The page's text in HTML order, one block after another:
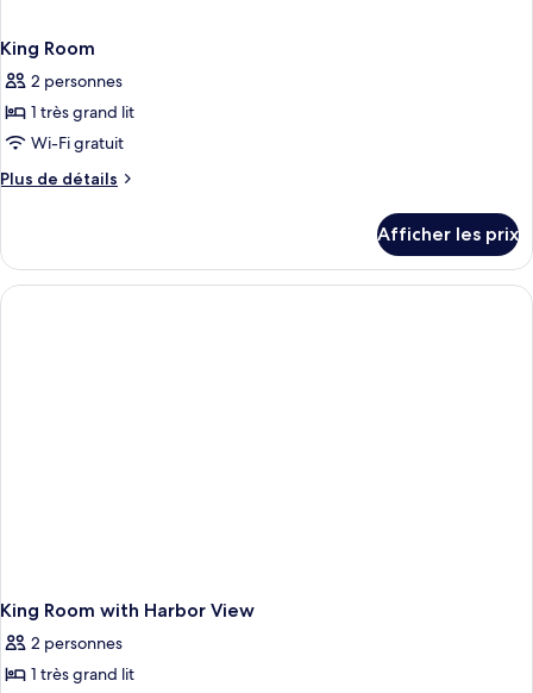
King Room
2 personnes
1 très grand lit
Wi-Fi gratuit
Plus de détails
Plus
King
Room
Afficher les prix
King Room with Harbor View
2 personnes
1 très grand lit